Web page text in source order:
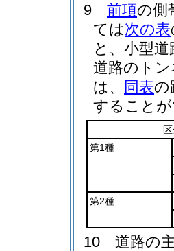
9
前項の側
ては次の表
と、小型
道路のト
は、
同表の
すること
第1種
第2種
10
道路の